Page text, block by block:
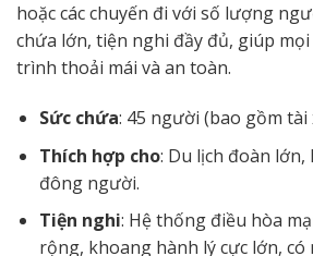
hoặc các chuyến đi với số lượng
chứa lớn, tiện nghi đầy đủ, giúp
trình thoải mái và an toàn.
Sức chứa: 45 người (bao gồm tài
Thích hợp cho: Du lịch đoàn
đông người.
Tiện nghi: Hệ thống điều hòa
rộng, khoang hành lý cực lớn, có